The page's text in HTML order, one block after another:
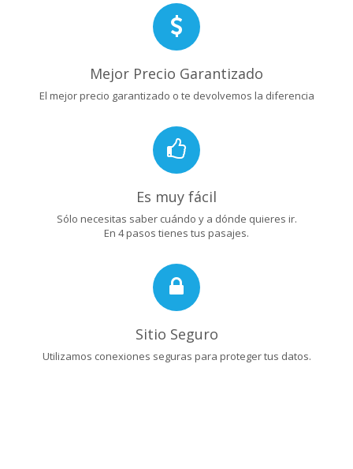
Mejor Precio Garantizado
El mejor precio garantizado o te devolvemos la diferencia
Es muy fácil
Sólo necesitas saber cuándo y a dónde quieres ir.
En 4 pasos tienes tus pasajes.
Sitio Seguro
Utilizamos conexiones seguras para proteger tus datos.